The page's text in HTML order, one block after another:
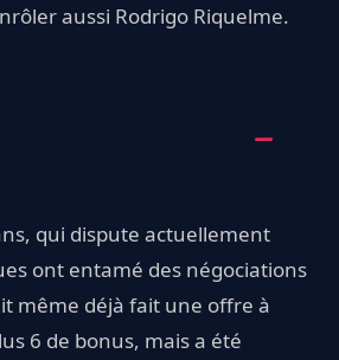
aussi Rodrigo Riquelme.
qui dispute actuellement
ont entamé des négociations
même déjà fait une offre à
6 de bonus, mais a été